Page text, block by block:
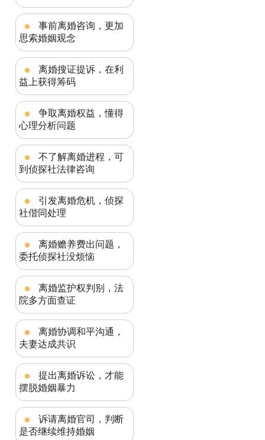
事前离婚咨询，更加
思索婚姻观念
离婚搜证提诉，在利
益上获得筹码
争取离婚权益，懂得
心理分析问题
不了解离婚进程，可
到侦探社法律咨询
引发离婚危机，侦探
社偕同处理
离婚赡养费出问题，
委托侦探社没烦恼
离婚监护权判别，法
院多方面查证
离婚协调和平沟通，
夫妻达成共识
提出离婚诉讼，才能
摆脱婚姻暴力
诉请离婚官司，判断
是否继续维持婚姻